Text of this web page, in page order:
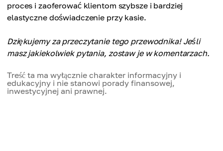
proces i zaoferować klientom szybsze i bardziej
elastyczne doświadczenie przy kasie.
Dziękujemy za przeczytanie tego przewodnika! Jeśli
masz jakiekolwiek pytania, zostaw je w komentarzach.
Treść ta ma wyłącznie charakter informacyjny i
edukacyjny i nie stanowi porady finansowej,
inwestycyjnej ani prawnej.